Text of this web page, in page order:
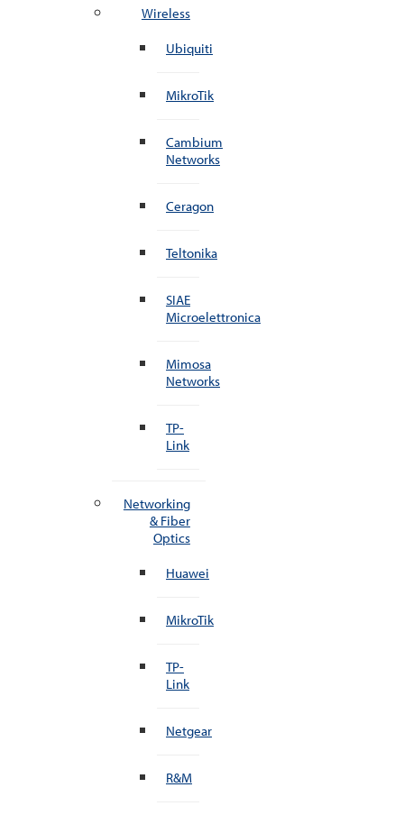
Wireless
Ubiquiti
MikroTik
Cambium
Networks
Ceragon
Teltonika
SIAE
Microelettronica
Mimosa
Networks
TP-
Link
Networking
& Fiber
Optics
Huawei
MikroTik
TP-
Link
Netgear
R&M